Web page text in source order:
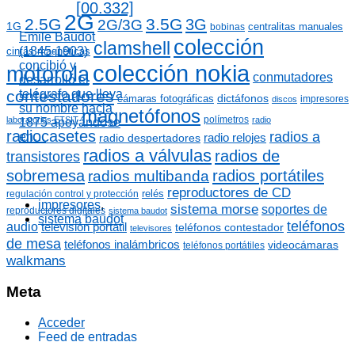
[00.332]
Emile Baudot
(1845-1903)
concibió y
desarrolló el
telégrafo que lleva
su nombre hacia
1875 apoyándose
en…
impresores,
sistema baudot
r1G 2.5G 2G 2G/3G 3.5G 3G bobinas centralitas manuales
cintas magnéticas clamshell
colección
motorolacolección nokia conmutadores
contestadores cámaras fotográficas dictáfonos discos impresores
laboratorios ETSIT magnetófonos polímetros radio
radiocasetes radio despertadores radio relojes radios a
transistores radios a válvulas radios de
sobremesa radios multibanda radios portátiles
regulación control y protección relés reproductores de CD
reproductores digitales sistema baudot sistema morse soportes de
audio televisión portátil televisores teléfonos contestador teléfonos
de mesa teléfonos inalámbricos teléfonos portátiles videocámaras
walkmans
Meta
Acceder
Feed de entradas